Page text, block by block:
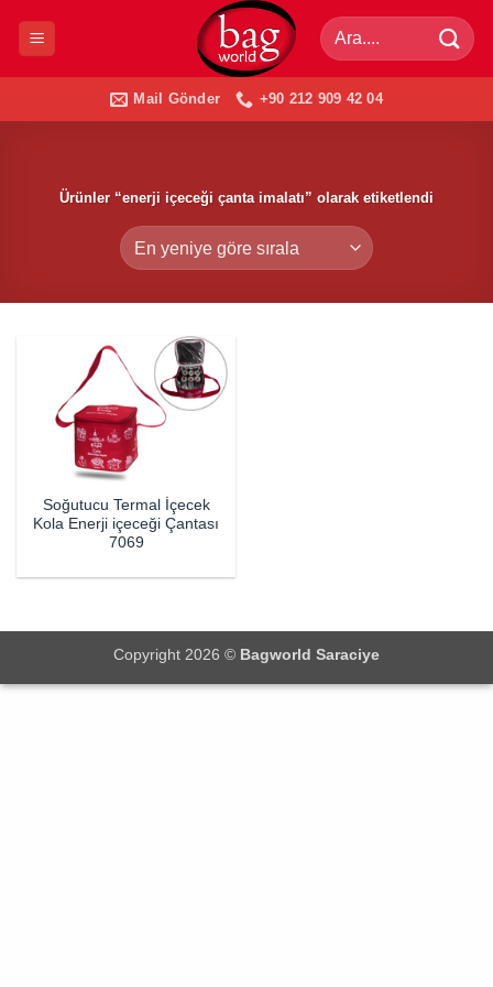
Ara:
Mail Gönder +90 212 909 42 04
Ürünler “enerji içeceği çanta imalatı” olarak etiketlendi
Soğutucu Termal İçecek
Kola Enerji içeceği Çantası
7069
Copyright 2026 © Bagworld Saraciye